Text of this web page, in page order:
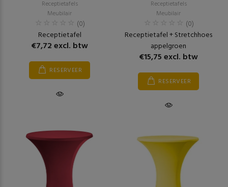
Receptietafels
Meubilair
(0)
Receptietafel
€7,72 excl. btw
RESERVEER
Receptietafels
Meubilair
(0)
Receptietafel + Stretchhoes
appelgroen
€15,75 excl. btw
RESERVEER